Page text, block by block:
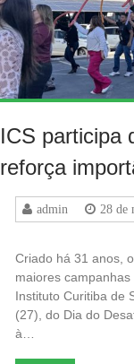
ICS participa
reforça
admin 28 de
Criado há 31 anos,
maiores
Instituto Curitiba de
(27), do Dia do
à…